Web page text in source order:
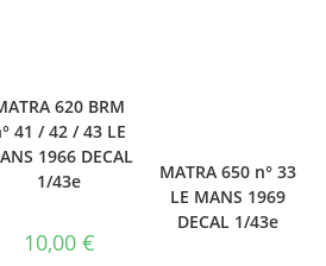
620 BRM
41 / 42 / 43 LE
1966 DECAL
1/43e
10,00 €
MATRA 650 n° 33
LE MANS 1969
DECAL 1/43e